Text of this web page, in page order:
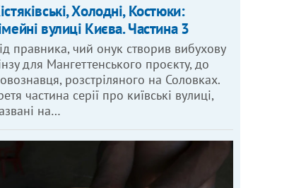
Холодні, Костюки:
вулиці Києва. Частина 3
правника, чий онук створив вибухову
для Мангеттенського проєкту, до
розстріляного на Соловках.
частина серії про київські вулиці,
на…